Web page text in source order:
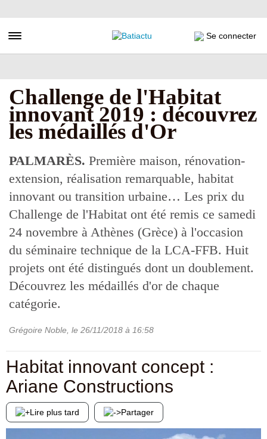
au
principal
Toggle navigation Se connecter
Challenge de l'Habitat
innovant 2019 : découvrez
les médaillés d'Or
PALMARÈS. Première maison, rénovation-
extension, réalisation remarquable, habitat
innovant ou transition urbaine… Les prix du
Challenge de l'Habitat ont été remis ce samedi
24 novembre à Athènes (Grèce) à l'occasion
du séminaire technique de la LCA-FFB. Huit
projets ont été distingués dont un doublement.
Découvrez les médaillés d'or de chaque
catégorie.
Grégoire Noble , le 26/11/2018 à 16:58
Habitat innovant concept :
Ariane Constructions
Lire plus tard Partager